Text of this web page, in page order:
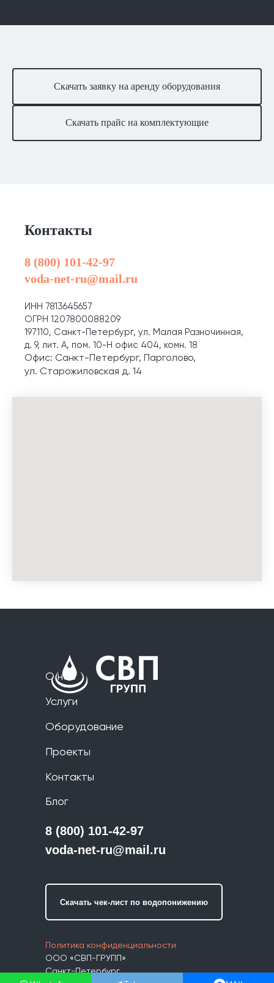
Скачать заявку на аренду оборудования
Скачать прайс на комплектующие
Контакты
8 (800) 101-42-97
voda-net-ru@mail.ru
ИНН 7813645657
ОГРН 1207800088209
197110, Санкт-Петербург, ул. Малая Разночинная,
д. 9, лит. А, пом. 10-Н офис 404, комн. 18
Офис: Санкт-Петербург, Парголово,
ул. Старожиловская д. 14
О нас
Услуги
Оборудование
Проекты
Контакты
Блог
Политика конфиденциальности
ООО «СВП-ГРУПП»
Санкт-Петербург
Скачать чек-лист по водопонижению
voda-net-ru@mail.ru
8 (800) 101-42-97